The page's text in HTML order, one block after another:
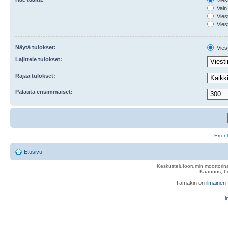
Näytä tulokset:
Lajittele tulokset:
Rajaa tulokset:
Palauta ensimmäiset:
Error
Etusivu
Keskustelufoorumin
Käännös,
Tämäkin on ilmainen